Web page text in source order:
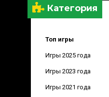
Категория
Топ игры
Игры 2025 года
Игры 2023 года
Игры 2021 года